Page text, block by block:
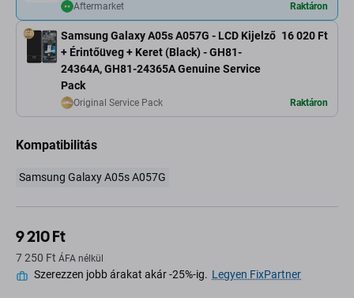
Samsung Galaxy A05s A057G - LCD Kijelző
+ Érintőüveg + Keret (Black) - GH81-
24364A, GH81-24365A Genuine Service
Pack
16 020 Ft
Original Service Pack Raktáron
Aftermarket Raktáron
Kompatibilitás
Samsung Galaxy A05s A057G
9 210 Ft
7 250 Ft ÁFA nélkül
Szerezzen jobb árakat akár -25%-ig. Legyen FixPartner